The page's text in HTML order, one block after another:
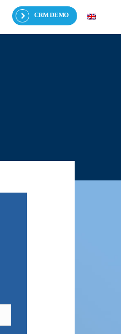
CRM DEMO